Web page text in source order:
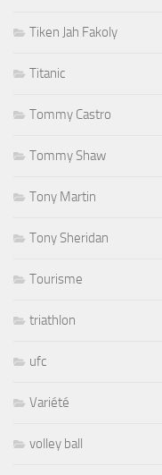
Tiken Jah Fakoly
Titanic
Tommy Castro
Tommy Shaw
Tony Martin
Tony Sheridan
Tourisme
triathlon
ufc
Variété
volley ball